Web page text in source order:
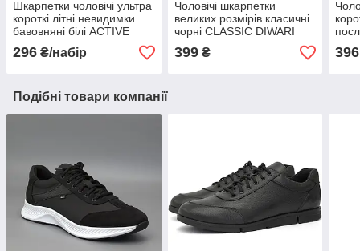
Шкарпетки чоловічі ультра
короткі літні невидимки
бавовняні білі ACTIVE
DIWARI набір 6 пар 15С-
Білоруські 74СП
296 ₴/набір
Чоловічі шкарпетки
великих розмірів класичні
чорні CLASSIC DIWARI
набір 5 пар 5С-08СП
399₴ 396
Подібні товари компанії